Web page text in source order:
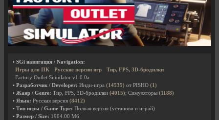
• SGi навигация / Navigation:
Игры для ПК
Русские версии игр
Тир, FPS, 3D-бродилки
Factory Outlet Simulator v1.0.0a
• Разработчик / Developer: Инди-игра (14535) от PISHO (1)
• Жанр / Genre: Тир, FPS, 3D-бродилки (4015); Симуляторы (1188)
• Язык: Русская версия (8412)
• Тип игры / Game Type: Полная версия (установи и играй)
• Размер / Size: 1904.00 Мб.